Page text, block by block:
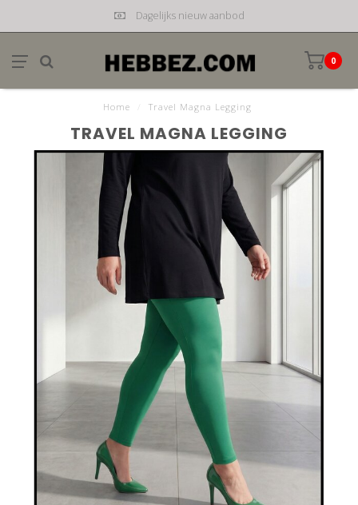
Dagelijks nieuw aanbod
0
Home Travel Magna Legging
TRAVEL MAGNA LEGGING